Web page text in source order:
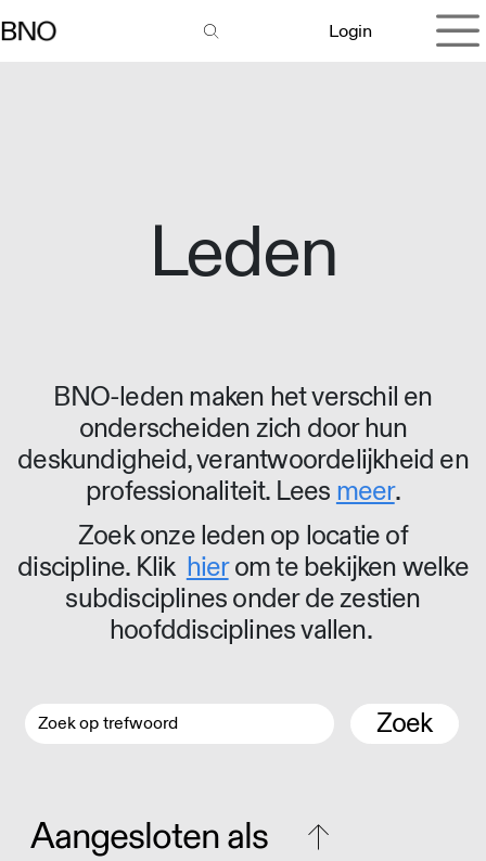
Login
Leden
BNO-leden maken het verschil en
onderscheiden zich door hun
deskundigheid, verantwoordelijkheid en
professionaliteit. Lees meer.
Zoek onze leden op locatie of
discipline. Klik hierom te bekijken welke
subdisciplines onder de zestien
hoofddisciplines vallen.
Zoek
Aangesloten als